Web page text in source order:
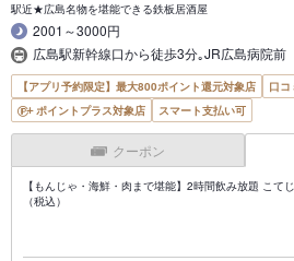
駅近★広島名物を堪能できる鉄板居酒屋
2001～3000円
広島駅新幹線口から徒歩3分｡JR広島病院前
【アプリ予約限定】最大800ポイント還元対象店
口
ポイントプラス対象店
スマート支払い可
クーポン
【もんじゃ・海鮮・肉まで堪能】2時間飲み放題 こて
（税込）